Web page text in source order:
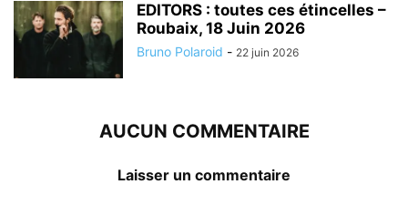
EDITORS : toutes ces étincelles –
Roubaix, 18 Juin 2026
Bruno Polaroid - 22 juin 2026
AUCUN COMMENTAIRE
Laisser un commentaire